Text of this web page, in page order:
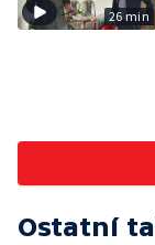
26 min
Ostatní